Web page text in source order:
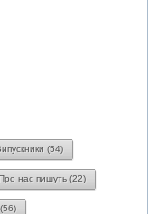
(54)
нас пишуть (22)
(56)